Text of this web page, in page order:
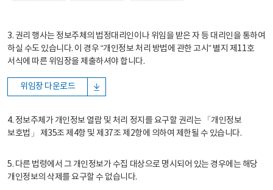
3. 권리 행사는 정보주체의 법정대리인이나 위임을 받은 자 등 대리인을 통하여
하실 수도 있습니다. 이 경우 “개인정보 처리 방법에 관한 고시” 별지 제11호
서식에 따른 위임장을 제출하셔야 합니다.
위임장 다운로드
4. 정보주체가 개인정보 열람 및 처리 정지를 요구할 권리는 「개인정보
보호법」 제35조 제4항 및 제37조 제2항에 의하여 제한될 수 있습니다.
5. 다른 법령에서 그 개인정보가 수집 대상으로 명시되어 있는 경우에는 해당
개인정보의 삭제를 요구할 수 없습니다.